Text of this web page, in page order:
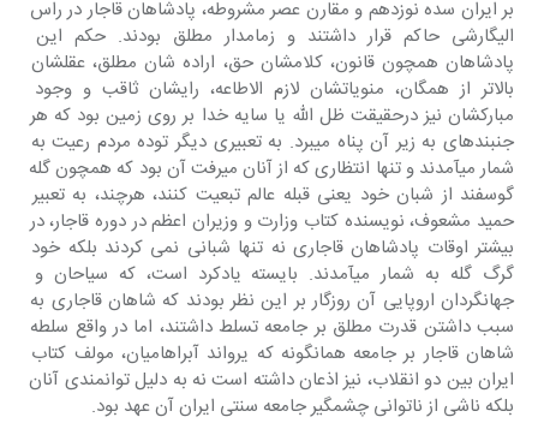
بر ایران سده نوزدهم و مقارن عصر مشروطه، پادشاهان قاجار در راس
الیگارشی حاکم قرار داشتند و زمامدار مطلق بودند. حکم این
پادشاهان همچون قانون، کلامشان حق، اراده شان مطلق، عقلشان
بالاتر از همگان، منویاتشان لازم الاطاعه، رایشان ثاقب و وجود
مبارکشان نیز درحقیقت ظل الله یا سایه خدا بر روی زمین بود که هر
جنبندهای به زیر آن پناه میبرد. به تعبیری دیگر توده مردم رعیت به
شمار میآمدند و تنها انتظاری که از آنان میرفت آن بود که همچون گله
گوسفند از شبان خود یعنی قبله عالم تبعیت کنند، هرچند، به تعبیر
حمید مشعوف، نویسنده کتاب وزارت و وزیران اعظم در دوره قاجار، در
بیشتر اوقات پادشاهان قاجاری نه تنها شبانی نمی کردند بلکه خود
گرگ گله به شمار میآمدند. بایسته یادکرد است، که سیاحان و
جهانگردان اروپایی آن روزگار بر این نظر بودند که شاهان قاجاری به
سبب داشتن قدرت مطلق بر جامعه تسلط داشتند، اما در واقع سلطه
شاهان قاجار بر جامعه همانگونه که یرواند آبراهامیان، مولف کتاب
ایران بین دو انقلاب، نیز اذعان داشته است نه به دلیل توانمندی آنان
بلکه ناشی از ناتوانی چشمگیر جامعه سنتی ایران آن عهد بود.